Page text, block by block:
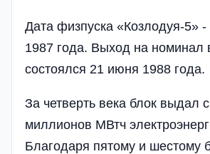
Дата физпуска «Козлодуя-5» -
1987 года. Выход на номинал
состоялся 21 июня 1988 года.
За четверть века блок выдал
миллионов МВтч
Благодаря пятому и шестому